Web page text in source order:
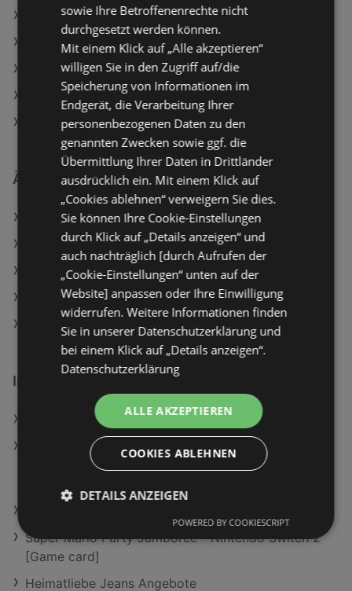
Aktuelle HOFER Flugblätter
Aktuelle PENNY Flugblätter
Aktuelle ADEG Flugblätter
Aktuelle NÖM Flugblätter
SPAR Filialen in Bregenz
Ähnliche Händler
Lidl Angebote
MPREIS Angebote
BILLA Angebote
T&G Angebote
HOFER Angebote
Interessantes auf wogibtswas.at
SPAR Filialen in Schwarzach
Super Mario Galaxy + Super Mario Galaxy 2 -
Nintendo of Europe Switch [Nintendo of Europe
Super Mario Party Jamboree - Nintendo Switch 2
[Game card]
Heimatliebe Jeans Angebote
sowie Ihre Betroffenenrechte nicht
durchgesetzt werden können.
Mit einem Klick auf „Alle akzeptieren“
willigen Sie in den Zugriff auf/die
Speicherung von Informationen im
Endgerät, die Verarbeitung Ihrer
personenbezogenen Daten zu den
genannten Zwecken sowie ggf. die
Übermittlung Ihrer Daten in Drittländer
ausdrücklich ein. Mit einem Klick auf
„Cookies ablehnen“ verweigern Sie dies.
Sie können Ihre Cookie-Einstellungen
durch Klick auf „Details anzeigen“ und
auch nachträglich [durch Aufrufen der
„Cookie-Einstellungen“ unten auf der
Website] anpassen oder Ihre Einwilligung
widerrufen. Weitere Informationen finden
Sie in unserer Datenschutzerklärung und
bei einem Klick auf „Details anzeigen“.
Datenschutzerklärung
ALLE AKZEPTIEREN
COOKIES ABLEHNEN
DETAILS ANZEIGEN
POWERED BY COOKIESCRIPT